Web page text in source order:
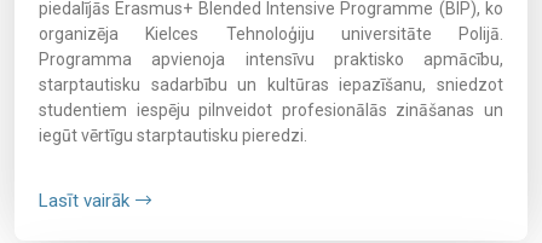
piedalījās Erasmus+ Blended Intensive Programme (BIP), ko
organizēja Kielces Tehnoloģiju universitāte Polijā.
Programma apvienoja intensīvu praktisko apmācību,
starptautisku sadarbību un kultūras iepazīšanu, sniedzot
studentiem iespēju pilnveidot profesionālās zināšanas un
iegūt vērtīgu starptautisku pieredzi.
Lasīt vairāk